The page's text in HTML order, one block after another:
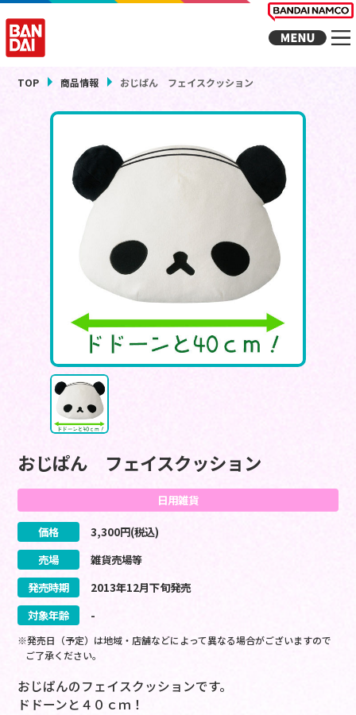
TOP 商品情報 おじぱん フェイスクッション
おじぱん フェイスクッション
日用雑貨
価格 3,300円(税込)
売場
雑貨売場等
発売時期
2013年12月下旬発売
対象年齢
-
※発売日（予定）は地域・店舗などによって異なる場合がございますので
ご了承ください。
おじぱんのフェイスクッションです。
ドドーンと４０ｃｍ！